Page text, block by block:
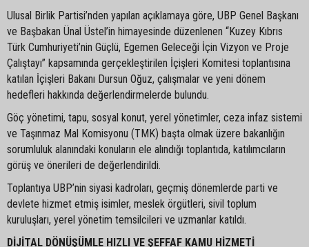
Ulusal Birlik Partisi’nden yapılan açıklamaya göre, UBP Genel Başkanı
ve Başbakan Ünal Üstel’in himayesinde düzenlenen “Kuzey Kıbrıs
Türk Cumhuriyeti’nin Güçlü, Egemen Geleceği İçin Vizyon ve Proje
Çalıştayı” kapsamında gerçekleştirilen İçişleri Komitesi toplantısına
katılan İçişleri Bakanı Dursun Oğuz, çalışmalar ve yeni dönem
hedefleri hakkında değerlendirmelerde bulundu.
Göç yönetimi, tapu, sosyal konut, yerel yönetimler, ceza infaz sistemi
ve Taşınmaz Mal Komisyonu (TMK) başta olmak üzere bakanlığın
sorumluluk alanındaki konuların ele alındığı toplantıda, katılımcıların
görüş ve önerileri de değerlendirildi.
Toplantıya UBP’nin siyasi kadroları, geçmiş dönemlerde parti ve
devlete hizmet etmiş isimler, meslek örgütleri, sivil toplum
kuruluşları, yerel yönetim temsilcileri ve uzmanlar katıldı.
DİJİTAL DÖNÜŞÜMLE HIZLI VE ŞEFFAF KAMU HİZMETİ